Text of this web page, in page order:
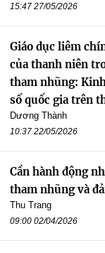
15:47 27/05/2026
Giáo dục liêm
của thanh niên
tham nhũng:
số quốc gia trên
Dương Thành
10:37 22/05/2026
Cần hành động
tham nhũng và
Thu Trang
09:00 02/04/2026